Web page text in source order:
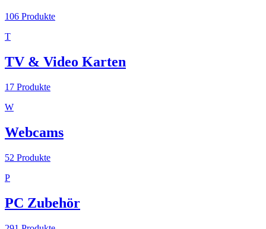
106 Produkte
T
TV & Video Karten
17 Produkte
W
Webcams
52 Produkte
P
PC Zubehör